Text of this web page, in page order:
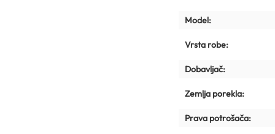
Model:
Vrsta robe:
Dobavljač:
Zemlja porekla:
Prava potrošača: